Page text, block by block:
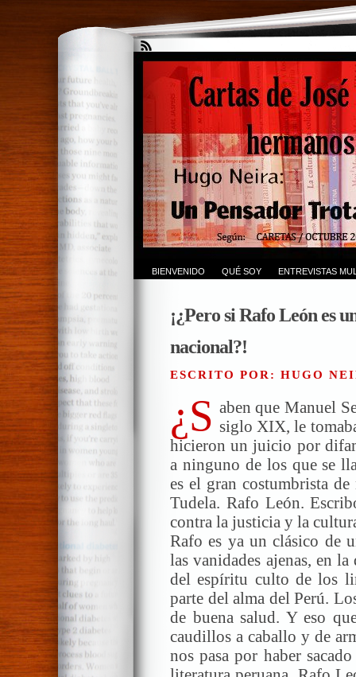
BIENVENIDO QUÉ SOY ENTREVISTAS
¡¿Pero si Rafo León es
nacional?!
ESCRITO POR: HUGO
¿S aben que Manuel
siglo XIX, le
hicieron un juicio por
a ninguno de los que se
es el gran costumbrista
Tudela. Rafo León.
contra la justicia y la
Rafo es ya un clásico de
las vanidades ajenas, en
del espíritu culto de los
parte del alma del Perú.
de buena salud. Y eso
caudillos a caballo y de
nos pasa por haber